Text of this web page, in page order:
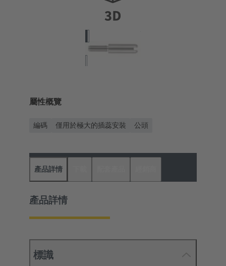
屬性概覽
編碼 僅用於極大的插蕊安裝 公頭
產品詳情
產品詳情
標識